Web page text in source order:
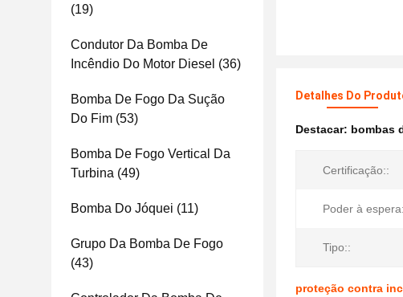
(19)
Condutor Da Bomba De
Incêndio Do Motor Diesel (36)
Bomba De Fogo Da Sução
Do Fim (53)
Bomba De Fogo Vertical Da
Turbina (49)
Bomba Do Jóquei (11)
Grupo Da Bomba De Fogo
(43)
Detalhes Do
Destacar: bombas
Certificação::
Poder à
Tipo::
proteção contra